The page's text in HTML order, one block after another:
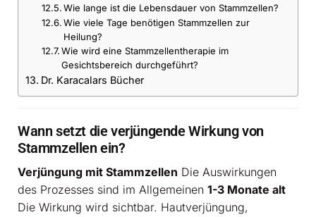
Wie lange ist die Lebensdauer von Stammzellen?
Wie viele Tage benötigen Stammzellen zur
Heilung?
Wie wird eine Stammzellentherapie im
Gesichtsbereich durchgeführt?
Dr. Karacalars Bücher
Wann setzt die verjüngende Wirkung von
Stammzellen ein?
Verjüngung mit Stammzellen Die Auswirkungen
des Prozesses sind im Allgemeinen 1-3 Monate alt
Die Wirkung wird sichtbar. Hautverjüngung,